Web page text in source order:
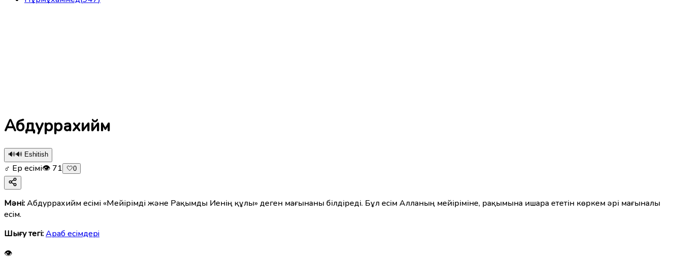
Абдуррахийм
🔊🔊 Eshitish
♂ Ер есімі👁 71 🤍0
Мәні:Абдуррахийм есімі «Мейірімді және Рақымды Иенің құлы» деген мағынаны білдіреді. Бұл есім Алланың мейіріміне, рақымына ишара ететін көркем әрі мағыналы
есім.
Шығу тегі:Араб есімдерi
👁